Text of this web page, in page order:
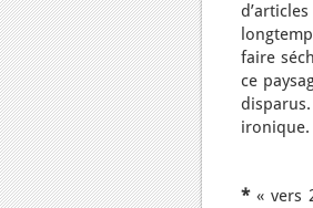
faire
ce
ironique.
*« vers